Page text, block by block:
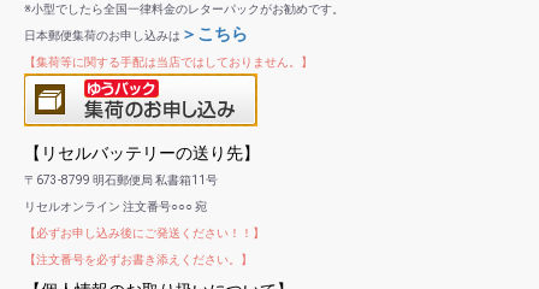
※小型でしたら全国一律料金のレターパックがお勧めです。
日本郵便集荷のお申し込みは ＞こちら
【集荷等に関する手配は当店ではしておりません。】
【リセルバッテリーの送り先】
〒673-8799 明石郵便局 私書箱11号
リセルオンライン 注文番号○○○ 宛
【必ずお申し込み後にご発送ください！！】
【注文番号を必ずお書き添えください。】